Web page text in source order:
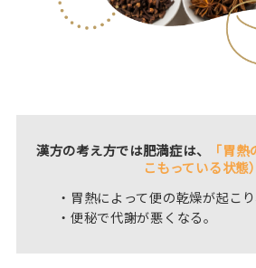
漢方の考え方では肥満症は、
「胃
こもっている状態）
・胃熱によって便の乾燥が起こり
・便秘で代謝が悪くなる。